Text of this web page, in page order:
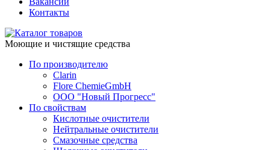
Контакты
Моющие и чистящие средства
По производителю
Clarin
Flore ChemieGmbH
ООО "Новый Прогресс"
По свойствам
Кислотные очистители
Нейтральные очистители
Смазочные средства